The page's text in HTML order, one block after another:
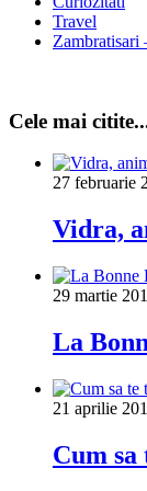
Travel
Zambratisari
Cele mai
27 februarie
Vidra,
29 martie
La
21 aprilie
Cum